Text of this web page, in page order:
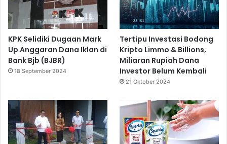
KPK Selidiki Dugaan Mark
Up Anggaran Dana Iklan di
Bank Bjb (BJBR)
18 September 2024
Tertipu Investasi Bodong
Kripto Limmo & Billions,
Miliaran Rupiah Dana
Investor Belum Kembali
21 Oktober 2024